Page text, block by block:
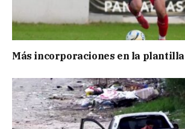
Más incorporaciones en la plantilla